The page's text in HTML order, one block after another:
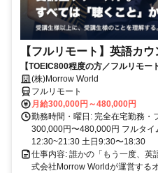
【フルリモート】英語カ
【TOEIC800程度の方／フルリモ
たが英語学習で経験した失敗も成功
るお仕事です。
(株)Morrow World
フルリモート
月給300,000円～480,000円
勤務時間・曜日: 完全在宅勤務・
300,000円〜480,000円 フルタイ
12:30~21:30 土日9:30〜18:30
仕事内容: 誰かの「もう一度、英
式会社Morrow Worldが運営する